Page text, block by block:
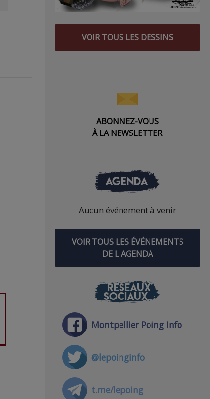
VOIR TOUS LES DESSINS
ABONNEZ-VOUS
À LA NEWSLETTER
AGENDA
Aucun événement à venir
VOIR TOUS LES ÉVÉNEMENTS
DE L'AGENDA
RÉSEAUX
SOCIAUX
Montpellier Poing Info
@lepoinginfo
t.me/lepoing